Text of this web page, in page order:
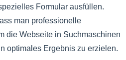
Formular ausfüllen.
man professionelle
die Webseite in Suchmaschinen
optimales Ergebnis zu erzielen.